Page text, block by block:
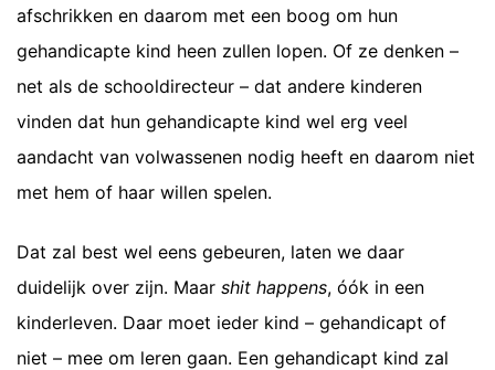
afschrikken en daarom met een boog om hun
gehandicapte kind heen zullen lopen. Of ze denken –
net als de schooldirecteur – dat andere kinderen
vinden dat hun gehandicapte kind wel erg veel
aandacht van volwassenen nodig heeft en daarom niet
met hem of haar willen spelen.
Dat zal best wel eens gebeuren, laten we daar
duidelijk over zijn. Maar shit happens, óók in een
kinderleven. Daar moet ieder kind – gehandicapt of
niet – mee om leren gaan. Een gehandicapt kind zal